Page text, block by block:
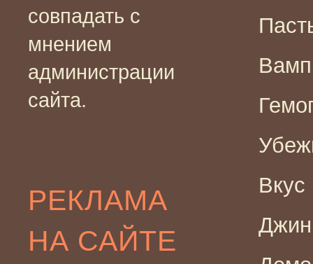
совпадать с
мнением
администрации
сайта.
РЕКЛАМА
НА САЙТЕ
Вкус